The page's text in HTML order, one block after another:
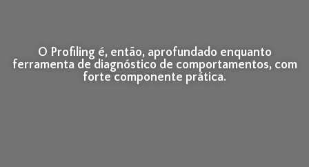
O Profiling é, então, aprofundado enquanto
ferramenta de diagnóstico de comportamentos, com
forte componente prática.